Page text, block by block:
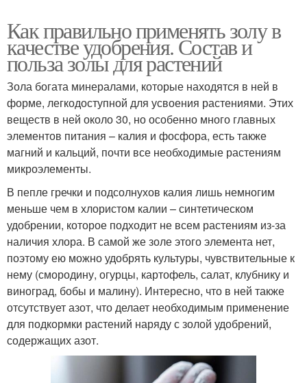
Как правильно применять золу в
качестве удобрения. Состав и
польза золы для растений
Зола богата минералами, которые находятся в ней в
форме, легкодоступной для усвоения растениями. Этих
веществ в ней около 30, но особенно много главных
элементов питания – калия и фосфора, есть также
магний и кальций, почти все необходимые растениям
микроэлементы.
В пепле гречки и подсолнухов калия лишь немногим
меньше чем в хлористом калии – синтетическом
удобрении, которое подходит не всем растениям из-за
наличия хлора. В самой же золе этого элемента нет,
поэтому ею можно удобрять культуры, чувствительные к
нему (смородину, огурцы, картофель, салат, клубнику и
виноград, бобы и малину). Интересно, что в ней также
отсутствует азот, что делает необходимым применение
для подкормки растений наряду с золой удобрений,
содержащих азот.